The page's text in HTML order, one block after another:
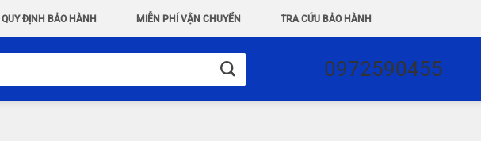
QUY ĐỊNH BẢO HÀNH MIỄN PHÍ VẬN CHUYỂN TRA CỨU BẢO HÀNH
0972590455